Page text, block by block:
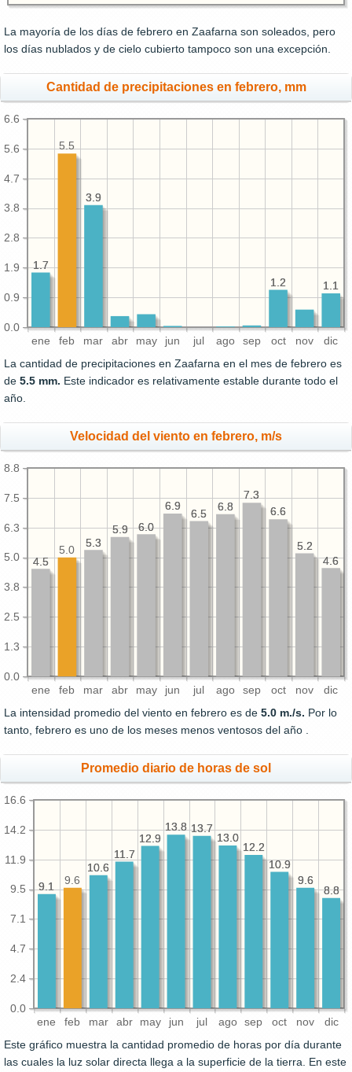
La mayoría de los días de febrero en Zaafarna son soleados, pero
los días nublados y de cielo cubierto tampoco son una excepción.
Cantidad de precipitaciones en febrero, mm
ene feb mar abr may jun jul ago sep oct nov dic
0.0
0.9
1.9
2.8
3.8
4.7
5.6
6.6
1.1
1.2
3.9
1.7
1.1
1.2
3.9
5.5
1.7
La cantidad de precipitaciones en Zaafarna en el mes de febrero es
de 5.5 mm. Este indicador es relativamente estable durante todo el
año.
Velocidad del viento en febrero, m/s
ene feb mar abr may jun jul ago sep oct nov dic
0.0
1.3
2.5
3.8
5.0
6.3
7.5
8.8
4.6
5.2
6.6
7.3
6.8
6.5
6.9
6.0
5.9
5.3
4.5
4.6
5.2
6.6
7.3
6.8
6.5
6.9
6.0
5.9
5.3
5.0
4.5
La intensidad promedio del viento en febrero es de 5.0 m./s. Por lo
tanto, febrero es uno de los meses menos ventosos del año .
Promedio diario de horas de sol
ene feb mar abr may jun jul ago sep oct nov dic
0.0
2.4
4.7
7.1
9.5
11.9
14.2
16.6
8.8
9.6
10.9
12.2
13.0
13.7
13.8
12.9
11.7
10.6
9.1
8.8
9.6
10.9
12.2
13.0
13.7
13.8
12.9
11.7
10.6
9.6
9.1
Este gráfico muestra la cantidad promedio de horas por día durante
las cuales la luz solar directa llega a la superficie de la tierra. En este